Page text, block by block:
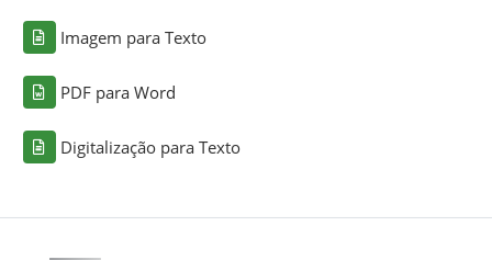
Imagem para Texto
PDF para Word
Digitalização para Texto